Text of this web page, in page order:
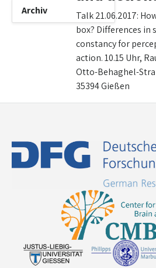
Archiv
Talk 21.06.2017:
box? Differences in
constancy for
action. 10.15 Uhr,
Otto-Behaghel-
35394 Gießen